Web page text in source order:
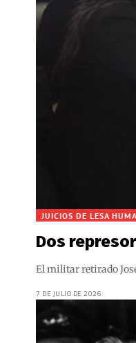
JUICIOS DE LESA
Dos
El militar retirado
7 DE JULIO DE 2026